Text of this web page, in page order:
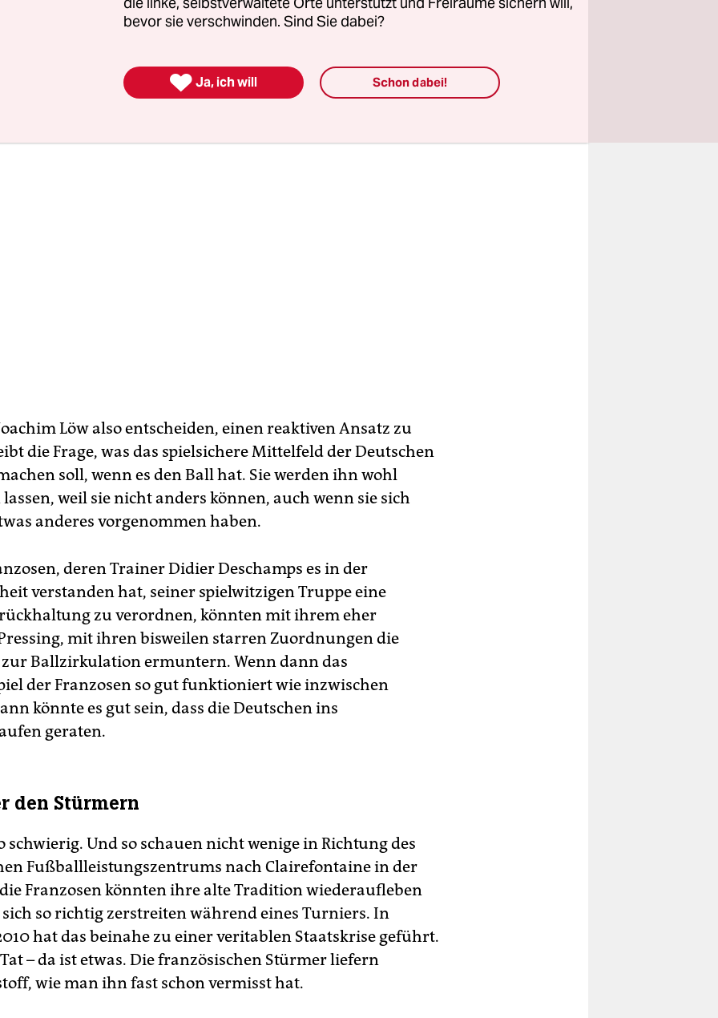
am Ende verloren haben. Und wie gefährlich es ist, das Spiel
der allen anderen mit dem Ball am Fuß davonrennen
sich herumgesprochen haben.
Löw also entscheiden, einen reaktiven Ansatz zu
die Frage, was das spielsichere Mittelfeld der Deutschen
soll, wenn es den Ball hat. Sie werden ihn wohl
weil sie nicht anders können, auch wenn sie sich
anderes vorgenommen haben.
deren Trainer Didier Deschamps es in der
verstanden hat, seiner spielwitzigen Truppe eine
zu verordnen, könnten mit ihrem eher
mit ihren bisweilen starren Zuordnungen die
Ballzirkulation ermuntern. Wenn dann das
der Franzosen so gut funktioniert wie inzwischen
könnte es gut sein, dass die Deutschen ins
geraten.
den Stürmern
schwierig. Und so schauen nicht wenige in Richtung des
Fußballleistungszentrums nach Clairefontaine in der
Franzosen könnten ihre alte Tradition wiederaufleben
so richtig zerstreiten während eines Turniers. In
hat das beinahe zu einer veritablen Staatskrise geführt.
– da ist etwas. Die französischen Stürmer liefern
wie man ihn fast schon vermisst hat.
bevor sie verschwinden. Sind Sie dabei?
 Ja, ich will Schon dabei!